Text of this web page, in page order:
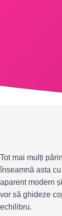
Tot mai mulți
înseamnă asta
aparent modern
vor să ghideze
echilibru.